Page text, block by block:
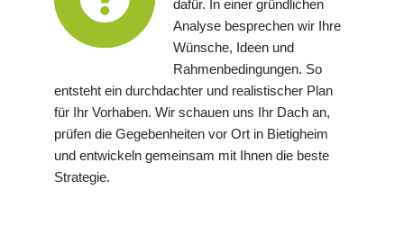
dafür. In einer gründlichen
Analyse besprechen wir Ihre
Wünsche, Ideen und
Rahmenbedingungen. So
entsteht ein durchdachter und realistischer Plan
für Ihr Vorhaben. Wir schauen uns Ihr Dach an,
prüfen die Gegebenheiten vor Ort in Bietigheim
und entwickeln gemeinsam mit Ihnen die beste
Strategie.